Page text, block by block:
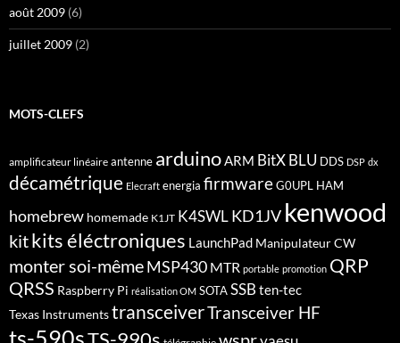
août 2009 (6)
juillet 2009 (2)
MOTS-CLEFS
amplificateur linéaire antenne arduinoARM BitX BLU DDS DSP dx
décamétrique Elecraft energia firmwareG0UPL HAM
homebrew homemade K1JT K4SWL KD1JV kenwood
kitkits éléctroniques LaunchPad Manipulateur CW
monter soi-mêmeMSP430 MTR portable promotion QRP
QRSS Raspberry Pi réalisation OM SOTASSB ten-tec
Texas InstrumentstransceiverTransceiver HF
ts-590s